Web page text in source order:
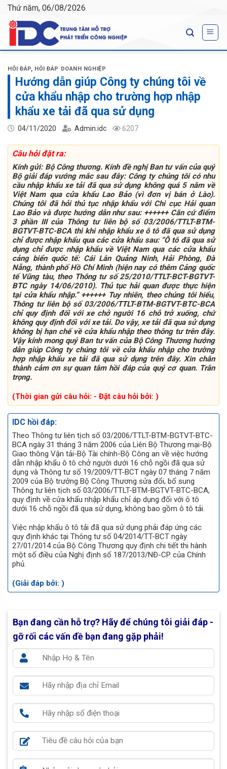
Skip
content
Thứ năm, 06/08/2026
HỎI ĐÁP, HỎI ĐÁP DOANH NGHIỆP
Hướng dẫn giúp Công ty chúng tôi về
cửa khẩu nhập cho trường hợp nhập
khẩu xe tải đã qua sử dụng
04/11/2020 Admin.idc 6207
Câu hỏi đặt ra:
Kính gửi: Bộ Công thương. Kính đề nghị Ban tư vấn của quý
Bộ giải đáp vướng mắc sau đây: Công ty chúng tôi có nhu
cầu nhập khẩu xe tải đã qua sử dụng không quá 5 năm về
Việt Nam qua cửa khẩu Lao Bảo (vì đơn vị bán ở Lào).
Chúng tôi đã hỏi thủ tục nhập khẩu với Chi cục Hải quan
Lao Bảo và được hướng dẫn như sau: ++++++ Căn cứ điểm
3 phần III của Thông tư liên bộ số 03/2006/TTLT-BTM-
BGTVT-BTC-BCA thì khi nhập khẩu xe ô tô đã qua sử dụng
chỉ được nhập khẩu qua các cửa khẩu sau: “Ô tô đã qua sử
dụng chỉ được nhập khẩu về Việt Nam qua các cửa khẩu
cảng biển quốc tế: Cái Lân Quảng Ninh, Hải Phòng, Đà
Nẵng, thành phố Hồ Chí Minh (hiện nay có thêm Cảng quốc
tế Vũng tàu, theo Thông tư số 25/2010/TTLT-BCT-BGTVT-
BTC ngày 14/06/2010). Thủ tục hải quan được thực hiện
tại cửa khẩu nhập.” ++++++ Tuy nhiên, theo chúng tôi hiểu,
Thông tư liên bộ số 03/2006/TTLT-BTM-BGTVT-BTC-BCA
chỉ quy định đối với xe chở người 16 chỗ trở xuống, chứ
không quy định đối với xe tải. Do vậy, xe tải đã qua sử dụng
không bị hạn chế về cửa khẩu nhập theo thông tư trên đây.
Vậy kính mong quý Ban tư vấn của Bộ Công Thương hướng
dẫn giúp Công ty chúng tôi về cửa khẩu nhập cho trường
hợp nhập khẩu xe tải đã qua sử dụng trên đây. Xin chân
thành cảm ơn sự quan tâm hồi đáp của quý cơ quan. Trân
trọng.
(Thời gian gửi câu hỏi: - Đặt câu hỏi bởi: )
IDC hồi đáp:
Theo Thông tư liên tịch số 03/2006/TTLT-BTM-BGTVT-BTC-
BCA ngày 31 tháng 3 năm 2006 của Liên Bộ Thương mại-Bộ
Giao thông Vận tải-Bộ Tài chính-Bộ Công an về việc hướng
dẫn nhập khẩu ô tô chở người dưới 16 chỗ ngồi đã qua sử
dụng và Thông tư số 19/2009/TT-BCT ngày 07 tháng 7 năm
2009 của Bộ trưởng Bộ Công Thương sửa đổi, bổ sung
Thông tư liên tịch số 03/2006/TTLT-BTM-BGTVT-BTC-BCA,
quy định về cửa khẩu nhập khẩu chỉ áp dụng đối với ô tô
dưới 16 chỗ ngồi đã qua sử dụng, không bao gồm ô tô tải.
Việc nhập khẩu ô tô tải đã qua sử dụng phải đáp ứng các
quy định khác tại Thông tư số 04/2014/TT-BCT ngày
27/01/2014 của Bộ Công Thương quy định chi tiết thi hành
một số điều của Nghị định số 187/2013/NĐ-CP của Chính
phủ.
(Giải đáp bởi: )
Bạn đang cần hỗ trợ? Hãy để chúng tôi giải đáp -
gỡ rối các vấn đề bạn đang gặp phải!